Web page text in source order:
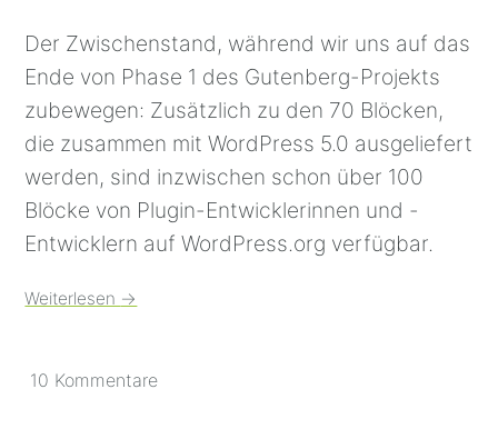
Der Zwischenstand, während wir uns auf das
Ende von Phase 1 des Gutenberg-Projekts
zubewegen: Zusätzlich zu den 70 Blöcken,
die zusammen mit WordPress 5.0 ausgeliefert
werden, sind inzwischen schon über 100
Blöcke von Plugin-Entwicklerinnen und -
Entwicklern auf WordPress.org verfügbar.
Weiterlesen →
10 Kommentare